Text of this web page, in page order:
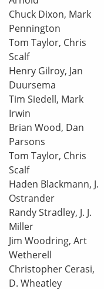
Chuck Dixon, Mark
Pennington
Tom Taylor, Chris
Scalf
Henry Gilroy, Jan
Duursema
Tim Siedell, Mark
Irwin
Brian Wood, Dan
Parsons
Tom Taylor, Chris
Scalf
Haden Blackmann, J.
Ostrander
Randy Stradley, J. J.
Miller
Jim Woodring, Art
Wetherell
Christopher Cerasi,
D. Wheatley